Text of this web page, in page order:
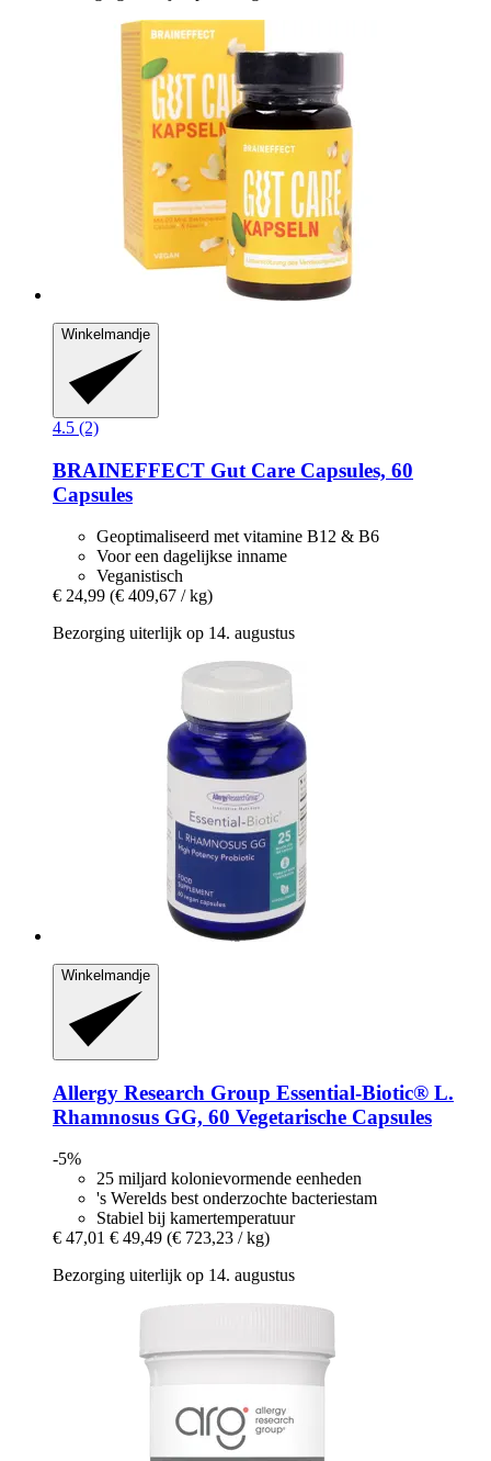
Winkelmandje
4.5 (2)
BRAINEFFECT Gut Care Capsules, 60
Capsules
Geoptimaliseerd met vitamine B12 & B6
Voor een dagelijkse inname
Veganistisch
€ 24,99 (€ 409,67 / kg)
Bezorging uiterlijk op 14. augustus
Winkelmandje
Allergy Research Group Essential-​Biotic® L.
Rhamnosus GG, 60 Vegetarische Capsules
-5%
25 miljard kolonievormende eenheden
's Werelds best onderzochte bacteriestam
Stabiel bij kamertemperatuur
€ 47,01 € 49,49 (€ 723,23 / kg)
Bezorging uiterlijk op 14. augustus